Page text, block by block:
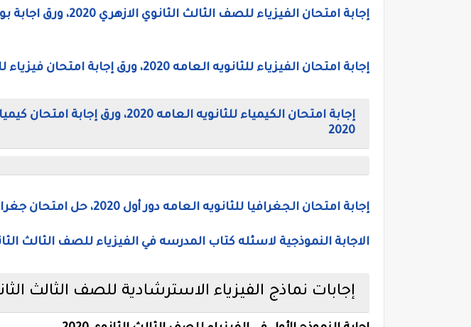
إجابة امتحان الفيزياء للصف الثالث الثانوي الازهري 2020، ورق اجابة بوكليت الفيزياء الازهرى
إجابة امتحان الفيزياء للثانويه العامه 2020، ورق إجابة امتحان فيزياء للصف الثالث الثانوي 2020
إجابة امتحان الكيمياء للثانويه العامه
2020
إجابة امتحان الجغرافيا للثانويه العامه دور أول 2020، حل امتحان جغرافيا 3 ثانوى
الاجابة النموذجية لاسئله كتاب المدرسه في الفيزياء للصف الثالث
إجابات نماذج الفيزياء الاسترشادية للصف الثالث الثانوي